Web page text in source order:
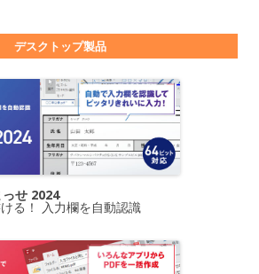
デスクトップ製品
せ 2024
る！ 入力欄を自動認識